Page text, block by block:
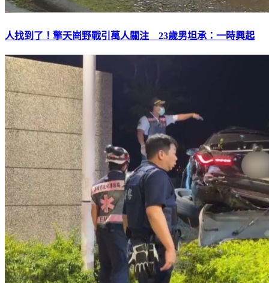
人找到了！擎天崗野戰引萬人關注 23歲男坦承：一時興起